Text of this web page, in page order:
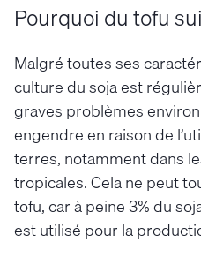
Pourquoi du tofu
Malgré toutes ses
culture du soja est
graves problèmes
engendre en raison de
terres, notamment dans
tropicales. Cela ne peut
tofu, car à peine 3% du
est utilisé pour la